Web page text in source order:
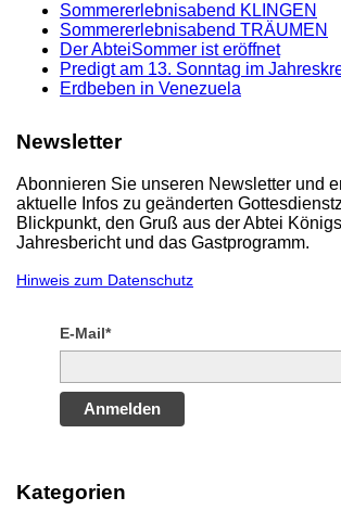
Sommererlebnisabend KLINGEN
Sommererlebnisabend TRÄUMEN
Der AbteiSommer ist eröffnet
Predigt am 13. Sonntag im
Erdbeben in Venezuela
Newsletter
Abonnieren Sie unseren Newsletter und
aktuelle Infos zu geänderten
Blickpunkt, den Gruß aus der Abtei
Jahresbericht und das Gastprogramm.
Hinweis zum Datenschutz
E-Mail*
Anmelden
Kategorien